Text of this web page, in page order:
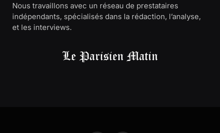
Nous travaillons avec un réseau de prestataires
indépendants, spécialisés dans la rédaction, l’analyse,
et les interviews.